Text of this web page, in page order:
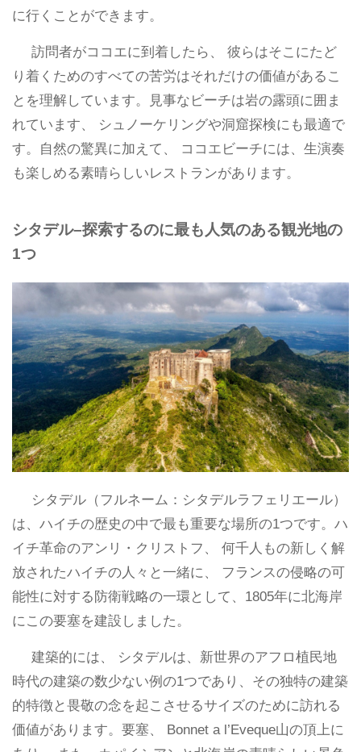
に行くことができます。
訪問者がココエに到着したら、 彼らはそこにたど
り着くためのすべての苦労はそれだけの価値があるこ
とを理解しています。見事なビーチは岩の露頭に囲ま
れています、 シュノーケリングや洞窟探検にも最適で
す。自然の驚異に加えて、 ココエビーチには、生演奏
も楽しめる素晴らしいレストランがあります。
シタデル–探索するのに最も人気のある観光地の
1つ
シタデル（フルネーム：シタデルラフェリエール）
は、ハイチの歴史の中で最も重要な場所の1つです。ハ
イチ革命のアンリ・クリストフ、 何千人もの新しく解
放されたハイチの人々と一緒に、 フランスの侵略の可
能性に対する防衛戦略の一環として、1805年に北海岸
にこの要塞を建設しました。
建築的には、 シタデルは、新世界のアフロ植民地
時代の建築の数少ない例の1つであり、その独特の建築
的特徴と畏敬の念を起こさせるサイズのために訪れる
価値があります。要塞、 Bonnet a l’Eveque山の頂上に